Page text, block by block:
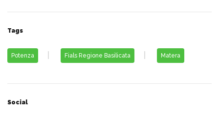
Tags
Potenza Fials Regione Basilicata Matera
Social